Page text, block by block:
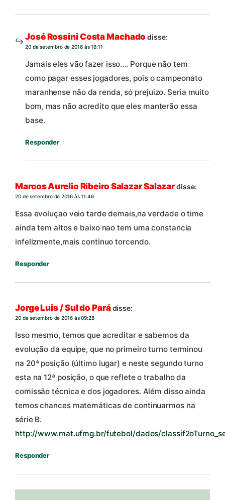
José Rossini Costa Machado disse:
20 de setembro de 2016 às 16:11
Jamais eles vão fazer isso…. Porque não tem
como pagar esses jogadores, pois o campeonato
maranhense não da renda, só prejuizo. Seria muito
bom, mas não acredito que eles manterão essa
base.
Responder
Marcos Aurelio Ribeiro Salazar Salazardisse:
20 de setembro de 2016 às 11:46
Essa evoluçao veio tarde demais,na verdade o time
ainda tem altos e baixo nao tem uma constancia
infelizmente,mais continuo torcendo.
Responder
Jorge Luis / Sul do Parádisse:
20 de setembro de 2016 às 09:28
Isso mesmo, temos que acreditar e sabemos da
evolução da equipe, que no primeiro turno terminou
na 20ª posição (último lugar) e neste segundo turno
esta na 12ª posição, o que reflete o trabalho da
comissão técnica e dos jogadores. Além disso ainda
temos chances matemáticas de continuarmos na
série B.
http://www.mat.ufmg.br/futebol/dados/
Responder